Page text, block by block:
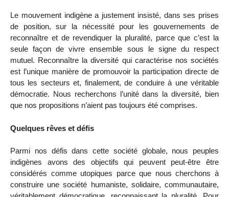
Le mouvement indigène a justement insisté, dans ses prises
de position, sur la nécessité pour les gouvernements de
reconnaître et de revendiquer la pluralité, parce que c’est la
seule façon de vivre ensemble sous le signe du respect
mutuel. Reconnaître la diversité qui caractérise nos sociétés
est l’unique manière de promouvoir la participation directe de
tous les secteurs et, finalement, de conduire à une véritable
démocratie. Nous recherchons l’unité dans la diversité, bien
que nos propositions n’aient pas toujours été comprises.
Quelques rêves et défis
Parmi nos défis dans cette société globale, nous peuples
indigènes avons des objectifs qui peuvent peut-être être
considérés comme utopiques parce que nous cherchons à
construire une société humaniste, solidaire, communautaire,